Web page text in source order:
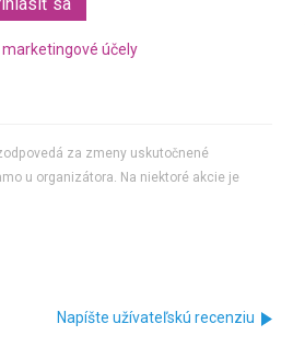
účely
za zmeny uskutočnené
u organizátora. Na niektoré akcie je
Napíšte užívateľskú recenziu